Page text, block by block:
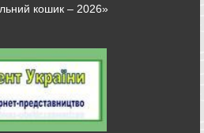
кошик – 2026»